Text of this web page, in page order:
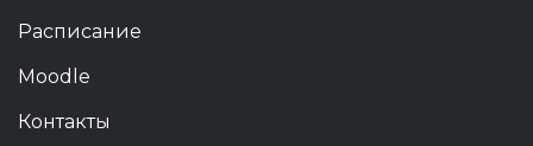
Расписание
Moodle
Контакты